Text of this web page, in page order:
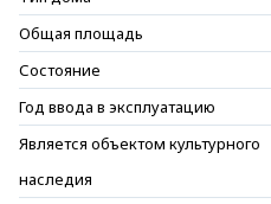
Общая площадь
Состояние
Год ввода в эксплуатацию
Является объектом культурного
наследия